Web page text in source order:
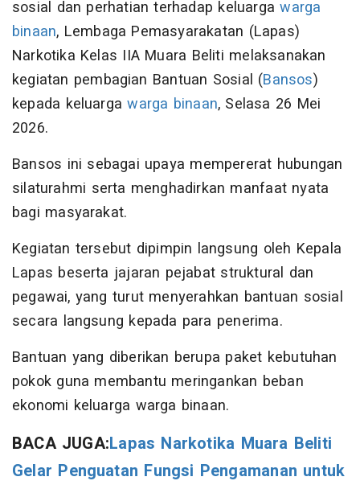
sosial dan perhatian terhadap keluargawarga
binaan, Lembaga Pemasyarakatan (Lapas)
Narkotika Kelas IIA Muara Beliti melaksanakan
kegiatan pembagian Bantuan Sosial (Bansos)
kepada keluargawarga binaan, Selasa 26 Mei
2026.
Bansos ini sebagai upaya mempererat hubungan
silaturahmi serta menghadirkan manfaat nyata
bagi masyarakat.
Kegiatan tersebut dipimpin langsung oleh Kepala
Lapas beserta jajaran pejabat struktural dan
pegawai, yang turut menyerahkan bantuan sosial
secara langsung kepada para penerima.
Bantuan yang diberikan berupa paket kebutuhan
pokok guna membantu meringankan beban
ekonomi keluarga warga binaan.
BACA JUGA:Lapas Narkotika Muara Beliti
Gelar Penguatan Fungsi Pengamanan untuk